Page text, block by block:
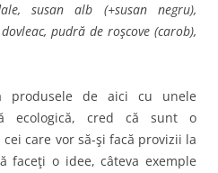
susan alb (+susan negru),
pudră de roşcove (carob),
produsele de aici cu unele
ecologică, cred că sunt o
care vor să-şi facă provizii la
faceţi o idee, câteva exemple